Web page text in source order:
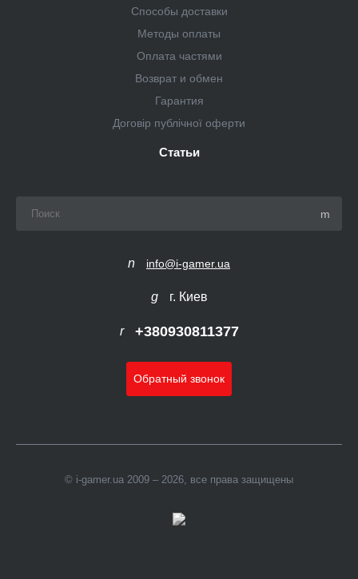
Способы доставки
Методы оплаты
Оплата частями
Возврат и обмен
Гарантия
Договір публічної оферти
Статьи
info@i-gamer.ua
г. Киев
+380930811377
Обратный звонок
© i-gamer.ua 2009 – 2026, все права защищены